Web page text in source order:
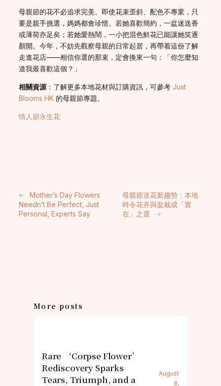
母親節的花不必追求完美。即使花束歪斜、配色不專業，只
要是親手挑選，媽媽都會珍惜。若她喜歡簡約，一盆迷迭香
或薄荷亦足矣；若她愛熱鬧，一小把混色鮮花已能讓她笑逐
顏開。今年，不妨先觀察母親的日常起居，再帶着這份了解
走進花店——相信你選的那束，定會換來一句：「你怎麼知
道我最喜歡這個？」
相關資源 ：了解更多本地花材與訂購資訊，可參考 Just
Blooms HK 的母親節專題。
情人節永生花
← Mother’s Day Flowers
Needn’t Be Perfect, Just
Personal, Experts Say
母親節送花新趨勢：本地
時令花卉與盆栽成「實
在」之選
→
More posts
Rare ‘Corpse Flower’
Rediscovery Sparks
Tears, Triumph, and a
August
8,